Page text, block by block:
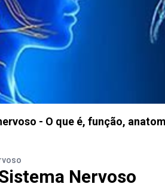
- O que é, função,
Nervoso